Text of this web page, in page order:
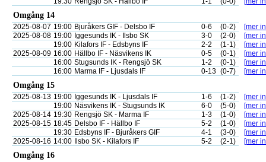
Omgång 14
2025-08-07 19:00 Bjuråkers GIF - Delsbo IF 0-6 (0-2)
[mer
2025-08-08 19:00 Iggesunds IK - Ilsbo SK 3-0 (2-0)
[mer
19:00 Kilafors IF - Edsbyns IF 2-2 (1-1)
[mer
2025-08-09 16:00 Hällbo IF - Näsvikens IK 0-5 (0-1)
[mer
16:00 Stugsunds IK - Rengsjö SK 1-2 (0-1)
[mer
16:00 Marma IF - Ljusdals IF 0-13 (0-7) [mer
Omgång 15
2025-08-13 19:00 Iggesunds IK - Ljusdals IF 1-6 (1-2)
[mer
19:00 Näsvikens IK - Stugsunds IK 6-0 (5-0)
[mer
2025-08-14 19:30 Rengsjö SK - Marma IF 1-3 (1-0)
[mer
2025-08-15 18:45 Delsbo IF - Hällbo IF 5-2 (1-0)
[mer
19:30 Edsbyns IF - Bjuråkers GIF 4-1 (3-0)
[mer
2025-08-16 14:00 Ilsbo SK - Kilafors IF 5-2 (2-1) [mer
Omgång 16